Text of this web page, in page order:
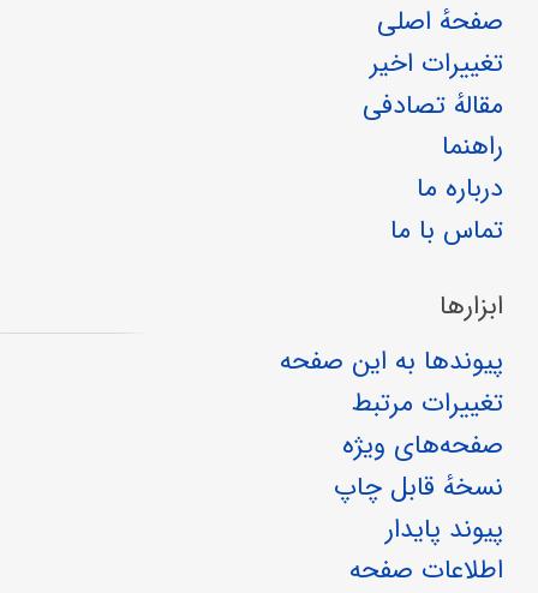
صفحهٔ اصلی
تغییرات اخیر
مقالهٔ تصادفی
راهنما
درباره ما
تماس با ما
ابزارها
پیوندها به این صفحه
تغییرات مرتبط
صفحه‌های ویژه
نسخهٔ قابل چاپ
پیوند پایدار
اطلاعات صفحه